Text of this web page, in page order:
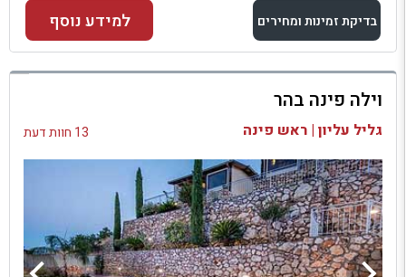
בדיקת זמינות ומחירים
למתחם זה
בדיקת זמינות ומחירים
למידע נוסף
וילה פינה בהר
גליל עליון | ראש פינה 13 חוות דעת